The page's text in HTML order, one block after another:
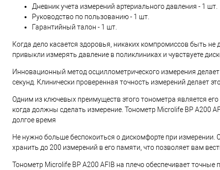
Дневник учета измерений артериального давления - 1 шт.
Руководство по пользованию - 1 шт.
Гарантийный талон - 1 шт.
Когда дело касается здоровья, никаких компромиссов быть
привыкли измерять давление в поликлиниках и чувствуете
Инновационный метод осциллометрического измерения
секунд. Клинически проверенная точность измерений
Одним из ключевых преимуществ этого тонометра является
когда должны сделать измерение. Тонометр Microlife BP A200
долгое время
Не нужно больше беспокоиться о дискомфорте при измерении.
хранить до 200 измерений в его памяти, что позволяет вам
Тонометр Microlife BP A200 AFIB на плечо обеспечивает